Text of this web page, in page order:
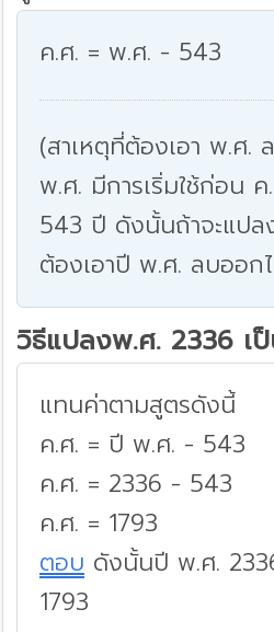
ค.ศ. = พ.ศ. - 543
(สาเหตุที่ต้องเอา พ.ศ.
พ.ศ. มีการเริ่มใช้ก่อน ค
543 ปี ดังนั้นถ้าจะแป
ต้องเอาปี พ.ศ. ลบออก
วิธีแปลงพ.ศ. 2336 เ
แทนค่าตามสูตรดังนี้
ค.ศ. = ปี พ.ศ. - 543
ค.ศ. = 2336 - 543
ค.ศ. = 1793
ตอบ ดังนั้นปี พ.ศ.
1793